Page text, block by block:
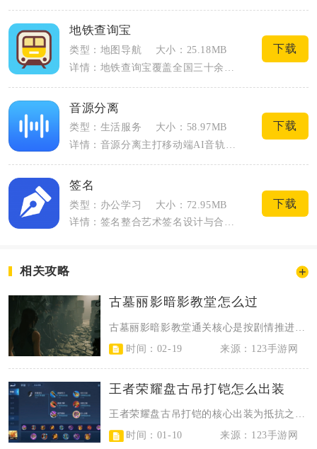
地铁查询宝
类型：地图导航
大小：25.18MB
下载
音源分离
类型：生活服务
大小：58.97MB
下载
签名
类型：办公学习
大小：72.95MB
下载
相关攻略
古墓丽影暗影教堂怎么过
时间：02-19
来源：123手游网
王者荣耀盘古吊打铠怎么出装
王者荣耀盘古吊打铠的核心出装为抵抗之靴、暗影战斧、末世、冰痕之握、暴烈之甲与...
时间：01-10
来源：123手游网